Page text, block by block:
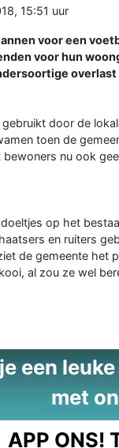
15:51 uur
voor een
voor hun
door de
toen de
nu ook
op het
en ruiters
de gemeente het
al zou ze wel
een
met
APP ONS!